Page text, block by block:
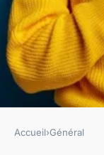
Accueil›Général